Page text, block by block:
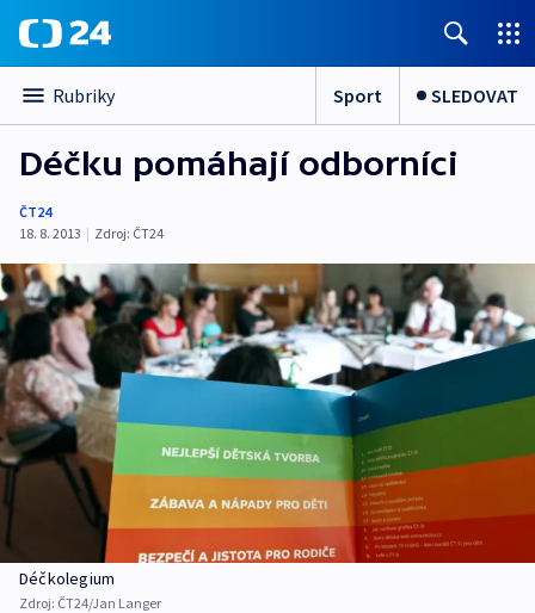
Rubriky Sport SLEDOVAT
Déčku pomáhají odborníci
ČT24
18. 8. 2013 | Zdroj: ČT24
Déčkolegium
Zdroj: ČT24/Jan Langer